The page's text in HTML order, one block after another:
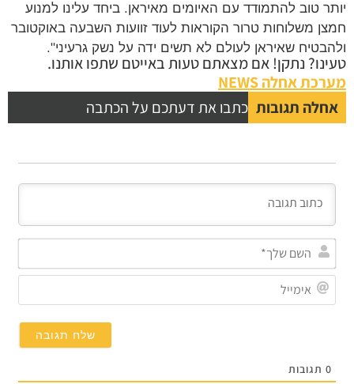
יותר טוב להתמודד עם האיומים מאיראן. ביחד עלינו למנוע
חמצן משלוחות טרור הקוראות לעוד זוועות השבעה באוקטובר
ולהבטיח שאיראן לעולם לא תשים ידה על נשק גרעיני".
טעינו? נתקן! אם מצאתם טעות באייטם שתפו אותנו.
מערכת אחלה NEWS
אחלה תגובות כתבו את דעתכם על הכתבה
0תגובות